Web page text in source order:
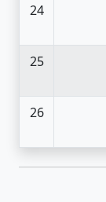
24
25
26